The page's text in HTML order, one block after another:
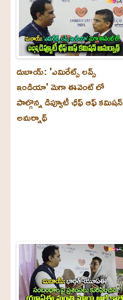
దుబాయ్‌: 'ఎమిరేట్స్ లవ్స్
ఇండియా' మెగా ఈవెంట్ లో
పాల్గొన్న డిప్యూటీ ఛీఫ్ ఆఫ్ కమిషన్
అమర్నాథ్